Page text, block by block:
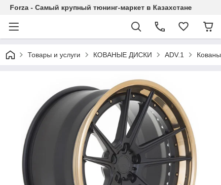
Forza - Самый крупный тюнинг-маркет в Казахстане
Товары и услуги КОВАНЫЕ ДИСКИ ADV.1